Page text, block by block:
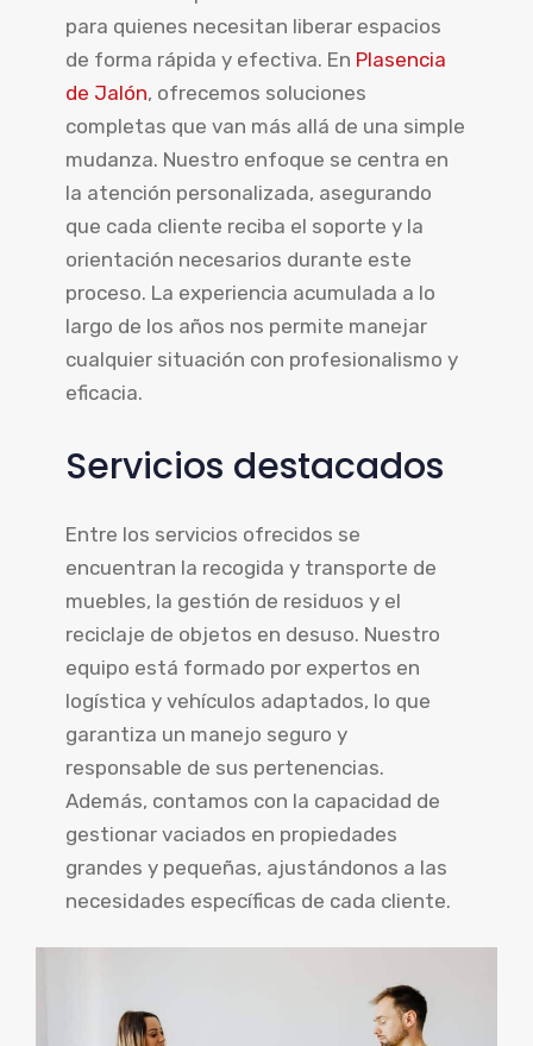
para quienes necesitan liberar espacios
de forma rápida y efectiva. En Plasencia
de Jalón, ofrecemos soluciones
completas que van más allá de una simple
mudanza. Nuestro enfoque se centra en
la atención personalizada, asegurando
que cada cliente reciba el soporte y la
orientación necesarios durante este
proceso. La experiencia acumulada a lo
largo de los años nos permite manejar
cualquier situación con profesionalismo y
eficacia.
Servicios destacados
Entre los servicios ofrecidos se
encuentran la recogida y transporte de
muebles, la gestión de residuos y el
reciclaje de objetos en desuso. Nuestro
equipo está formado por expertos en
logística y vehículos adaptados, lo que
garantiza un manejo seguro y
responsable de sus pertenencias.
Además, contamos con la capacidad de
gestionar vaciados en propiedades
grandes y pequeñas, ajustándonos a las
necesidades específicas de cada cliente.